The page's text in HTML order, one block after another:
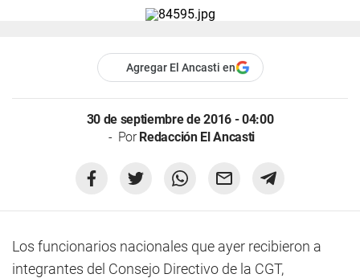
Agregar El Ancasti en
30 de septiembre de 2016 - 04:00
PorRedacción El Ancasti
Los funcionarios nacionales que ayer recibieron a
integrantes del Consejo Directivo de la CGT,